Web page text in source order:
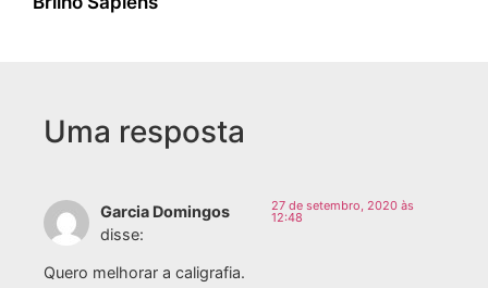
Uma resposta
Garcia Domingos
disse:
27 de setembro, 2020 às
12:48
Quero melhorar a caligrafia.